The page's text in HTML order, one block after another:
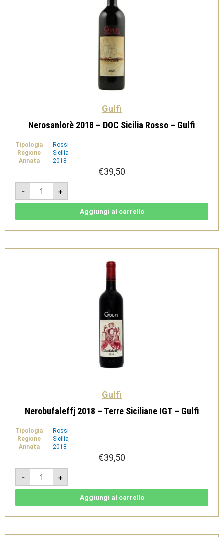
Gulfi
Nerosanlorè 2018 – DOC Sicilia Rosso – Gulfi
Tipologia
Rossi
Regione
Sicilia
Annata
2018
€39,50
-
Nerosanlorè
2018
-
DOC
Gulfi
+
Aggiungi al carrello
Gulfi
Nerobufaleffj 2018 – Terre Siciliane IGT – Gulfi
Tipologia
Rossi
Regione
Sicilia
Annata
2018
€39,50
-
Nerobufaleffj
2018
-
Terre
Gulfi
+
Aggiungi al carrello